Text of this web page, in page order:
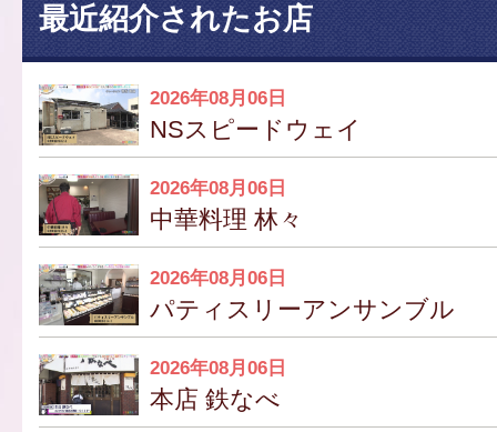
最近紹介されたお店
2026年08月06日
NSスピードウェイ
2026年08月06日
中華料理 林々
2026年08月06日
パティスリーアンサンブル
2026年08月06日
本店 鉄なべ